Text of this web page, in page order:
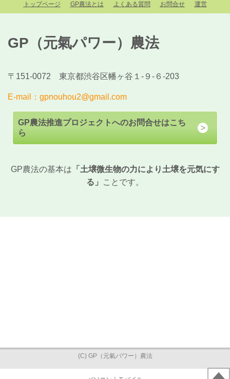
トップページ GP農法とは よくある質問 お問合せ 運営
GP（元氣パワー）農法
〒151-0072 東京都渋谷区幡ヶ谷１-９-６-203
E-mail：gpnouhou2@gmail.com
GP農法推進プロジェクトへのお問合せはこち
ら
GP農法の基本は 「土壌微生物の力により土壌を元気にす
る」
ことです。
(C) GP（元氣パワー）農法